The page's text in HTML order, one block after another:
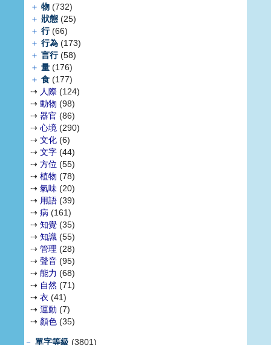
＋ 物 (732)
＋ 狀態 (25)
＋ 行(66)
＋ 行為 (173)
＋ 言行(58)
＋ 量 (176)
＋ 食 (177)
⇢ 人際 (124)
⇢ 動物 (98)
⇢ 器官 (86)
⇢ 心境 (290)
⇢ 文化 (6)
⇢ 文字 (44)
⇢ 方位 (55)
⇢ 植物 (78)
⇢ 氣味 (20)
⇢ 用語 (39)
⇢ 病 (161)
⇢ 知覺 (35)
⇢ 知識 (55)
⇢ 管理 (28)
⇢ 聲音 (95)
⇢ 能力 (68)
⇢ 自然 (71)
⇢ 衣 (41)
⇢ 運動 (7)
⇢ 顏色 (35)
－ 單字等級 (3801)